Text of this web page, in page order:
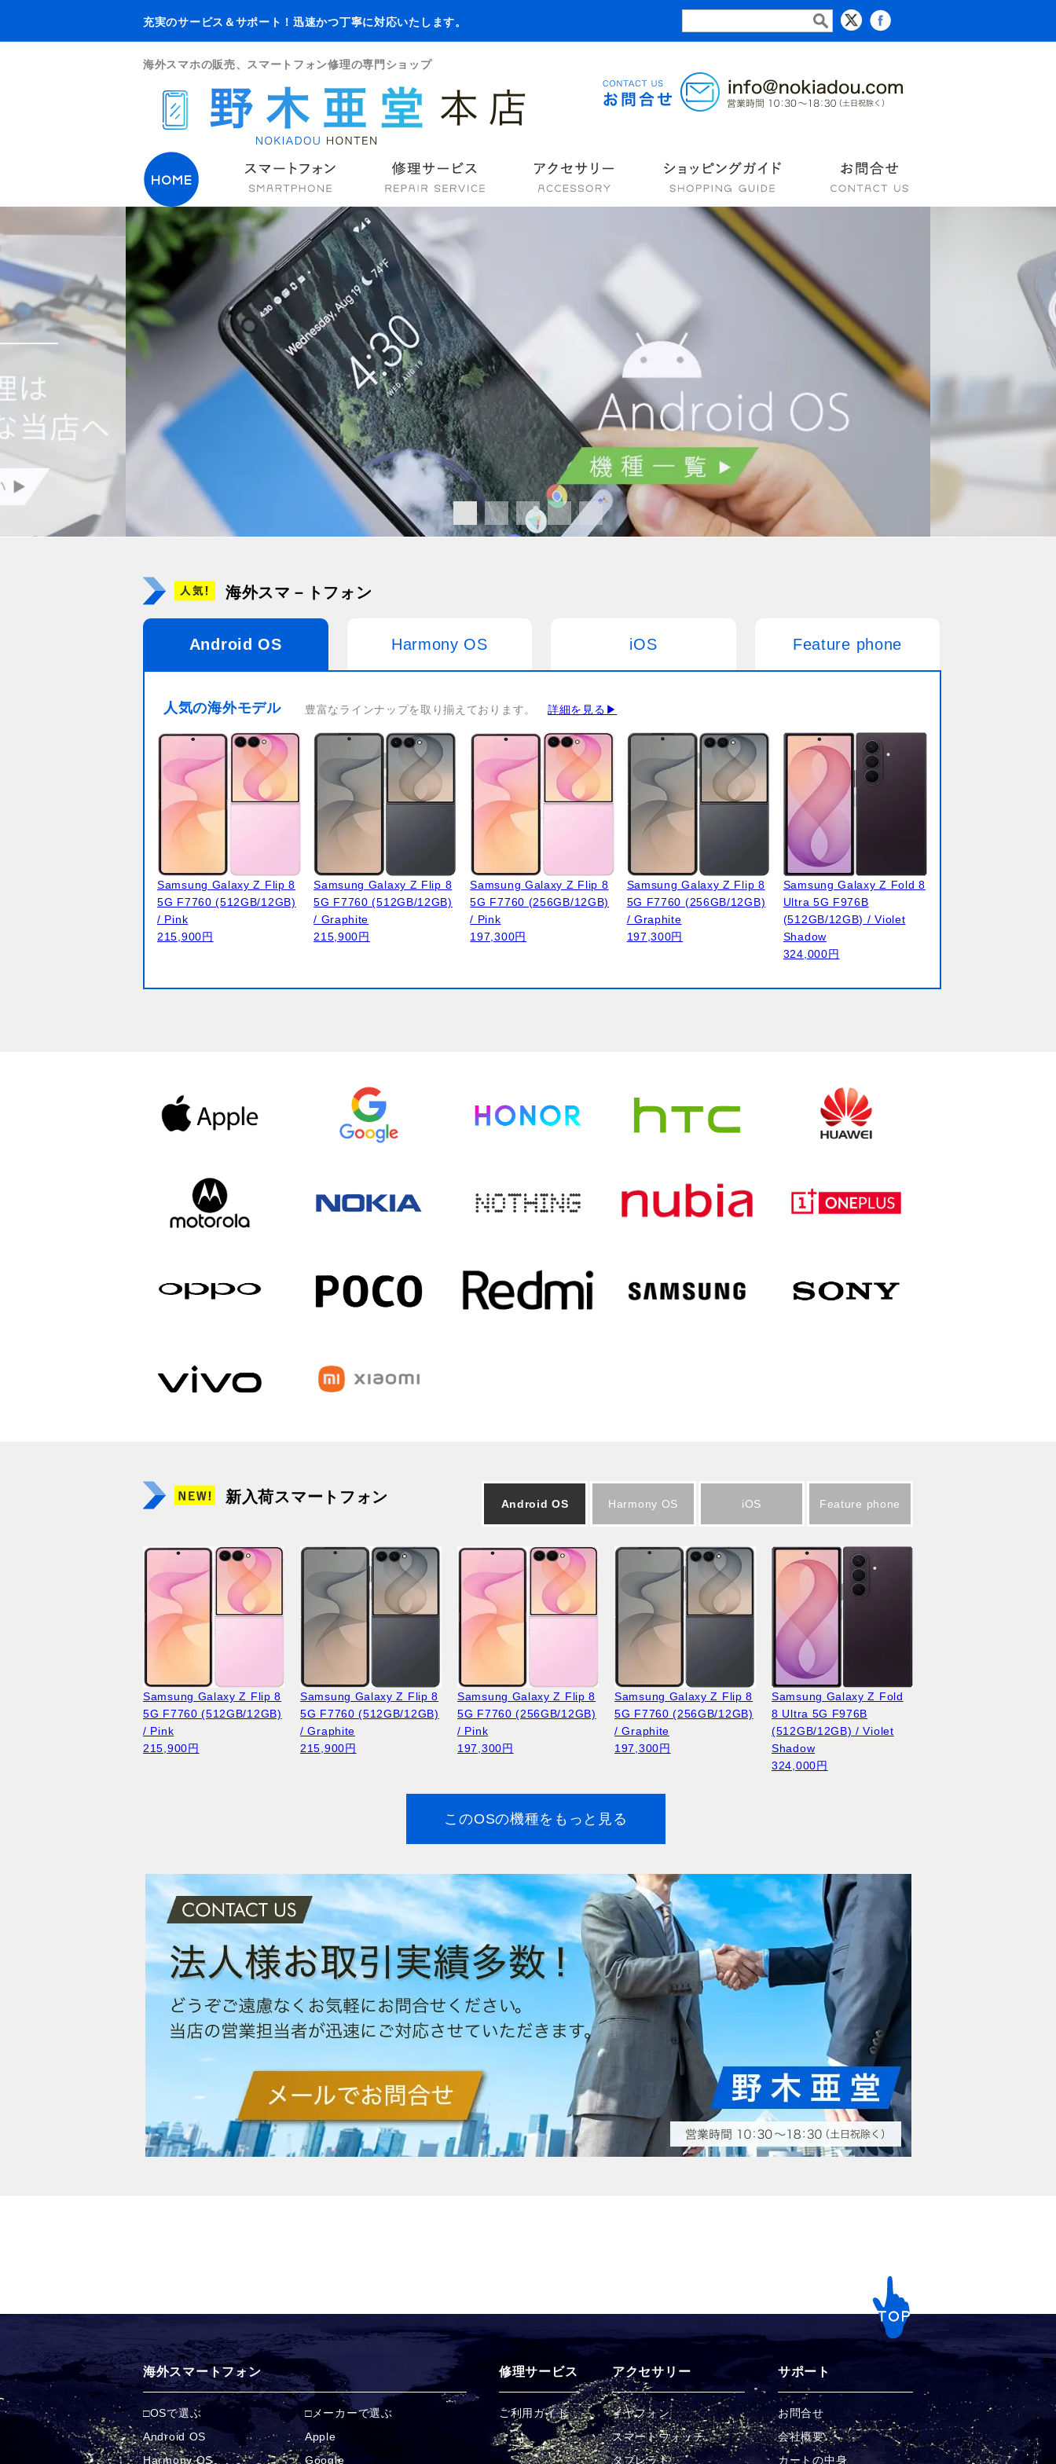
充実のサービス＆サポート！迅速かつ丁寧に対応いたします。
海外スマホの販売、スマートフォン修理の専門ショップ
海外スマ－トフォン
Android OS Harmony OS iOS Feature phone
人気の海外モデル 豊富なラインナップを取り揃えております。 詳細を見る▶
Samsung Galaxy Z Flip 8
5G F7760 (512GB/12GB)
/ Pink
215,900円
Samsung Galaxy Z Flip 8
5G F7760 (512GB/12GB)
/ Graphite
215,900円
Samsung Galaxy Z Flip 8
5G F7760 (256GB/12GB)
/ Pink
197,300円
Samsung Galaxy Z Flip 8
5G F7760 (256GB/12GB)
/ Graphite
197,300円
Samsung Galaxy Z Fold 8
Ultra 5G F976B
(512GB/12GB) / Violet
Shadow
324,000円
新入荷スマートフォン Android OS
Samsung Galaxy Z Flip 8
5G F7760 (512GB/12GB)
/ Pink
215,900円
Samsung Galaxy Z Flip 8
5G F7760 (512GB/12GB)
/ Graphite
215,900円
Samsung Galaxy Z Flip 8
5G F7760 (256GB/12GB)
/ Pink
197,300円
Samsung Galaxy Z Flip 8
5G F7760 (256GB/12GB)
/ Graphite
197,300円
Samsung Galaxy Z Fold
8 Ultra 5G F976B
(512GB/12GB) / Violet
Shadow
324,000円
このOSの機種をもっと見る
Harmony OS iOS Feature phone
海外スマートフォン
OSで選ぶ
Android OS
Harmony OS
メーカーで選ぶ
Apple
Google
修理サービス
ご利用ガイド
アクセサリー
イヤフォン
スマートウォッチ
タブレット
サポート
お問合せ
会社概要
カートの中身